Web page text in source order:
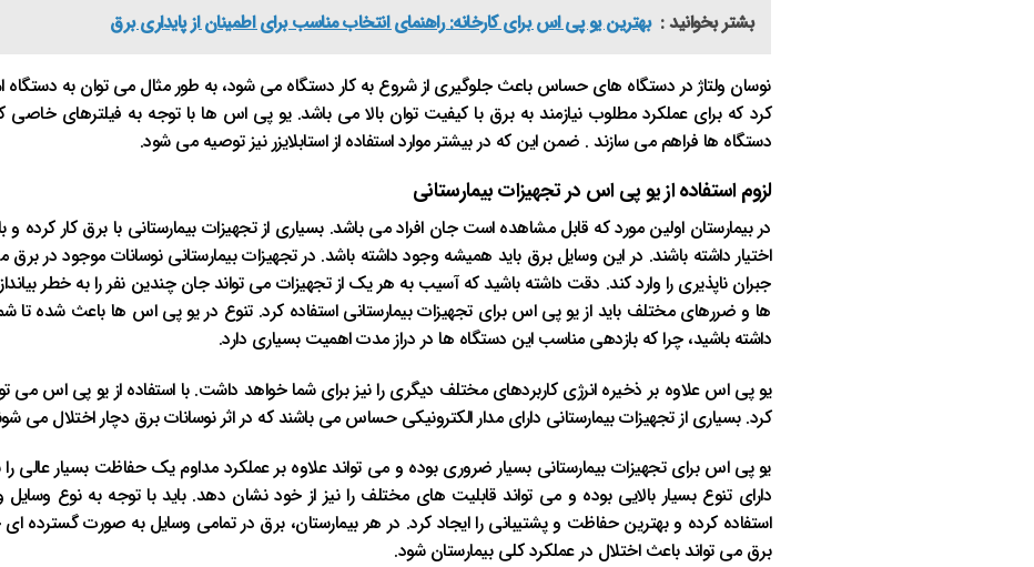
بشتر بخوانید : بهترین یو پی اس برای کارخانه: راهنمای انتخاب مناسب برای اطمینان از پایداری برق
نوسان ولتاژ در دستگاه های حساس باعث جلوگیری از شروع به کار دستگاه می شود، به طور مثال می توان به
کرد که برای عملکرد مطلوب نیازمند به برق با کیفیت توان بالا می باشد. یو پی اس ها با توجه به فیلترهای خاصی
دستگاه ها فراهم می سازند . ضمن این که در بیشتر موارد استفاده از استابلایزر نیز توصیه می شود.
لزوم استفاده از یو پی اس در تجهیزات بیمارستانی
در بیمارستان اولین مورد که قابل مشاهده است جان افراد می باشد. بسیاری از تجهیزات بیمارستانی با برق کار کرده
اختیار داشته باشند. در این وسایل برق باید همیشه وجود داشته باشد. در تجهیزات بیمارستانی نوسانات موجود در
جبران ناپذیری را وارد کند. دقت داشته باشید که آسیب به هر یک از تجهیزات می تواند جان چندین نفر را به خطر
ها و ضررهای مختلف باید از یو پی اس برای تجهیزات بیمارستانی استفاده کرد. تنوع در یو پی اس ها باعث شده تا شما
داشته باشید، چرا که بازدهی مناسب این دستگاه ها در دراز مدت اهمیت بسیاری دارد.
یو پی اس علاوه بر ذخیره انرژی کاربردهای مختلف دیگری را نیز برای شما خواهد داشت. با استفاده از یو پی اس می
کرد. بسیاری از تجهیزات بیمارستانی دارای مدار الکترونیکی حساس می باشند که در اثر نوسانات برق دچار اختلال می
یو پی اس برای تجهیزات بیمارستانی بسیار ضروری بوده و می تواند علاوه بر عملکرد مداوم یک حفاظت بسیار عالی
دارای تنوع بسیار بالایی بوده و می تواند قابلیت های مختلف را نیز از خود نشان دهد. باید با توجه به نوع
استفاده کرده و بهترین حفاظت و پشتیبانی را ایجاد کرد. در هر بیمارستان، برق در تمامی وسایل به صورت گسترده
برق می تواند باعث اختلال در عملکرد کلی بیمارستان شود.